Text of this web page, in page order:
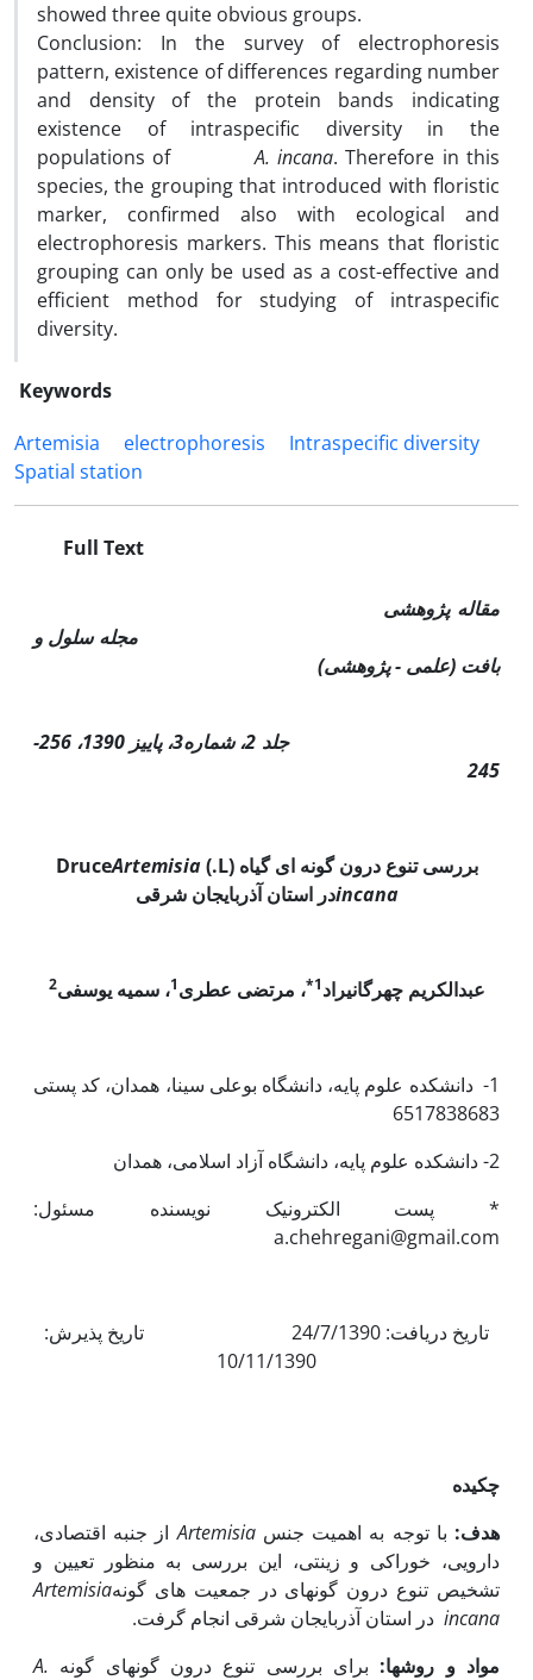
showed three quite obvious groups.
Conclusion: In the survey of electrophoresis
pattern, existence of differences regarding number
and density of the protein bands indicating
existence of intraspecific diversity in the
populations ofA. incana. Therefore in this
species, the grouping that introduced with floristic
marker, confirmed also with ecological and
electrophoresis markers. This means that floristic
grouping can only be used as a cost-effective and
efficient method for studying of intraspecific
diversity.
Keywords
Artemisia
electrophoresis
Intraspecific diversity
Spatial station
Full Text
مقاله پژوهشی
مجله سلول و
بافت (علمی - پژوهشی)
جلد 2، شماره3، پاییز 1390، 256-
245
بررسی تنوع درون گونه ای گیاه(L.) Druce
Artemisia
incanaدر استان آذربایجان شرقی
عبدالکریم چهرگانی­راد1* ، مرتضی عطری1، سمیه یوسفی2
1- دانشکده علوم پایه، دانشگاه بوعلی سینا، همدان، کد پستی
6517838683
2- دانشکده علوم پایه، دانشگاه آزاد اسلامی، همدان
* پست الکترونیک نویسنده مسئول:
a.chehregani@gmail.com
تاریخ دریافت: 24/7/1390 تاریخ پذیرش:
10/11/1390
چکیده
هدف: با توجه به اهمیت جنسArtemisiaاز جنبه اقتصادی،
دارویی، خوراکی و زینتی، این بررسی به منظور تعیین و
تشخیص تنوع درون گونه­ای در جمعیت های گونهArtemisia
incana در استان آذربایجان شرقی انجام گرفت.
مواد و روش­ها: برای بررسی تنوع درون گونه­ای گونه A.